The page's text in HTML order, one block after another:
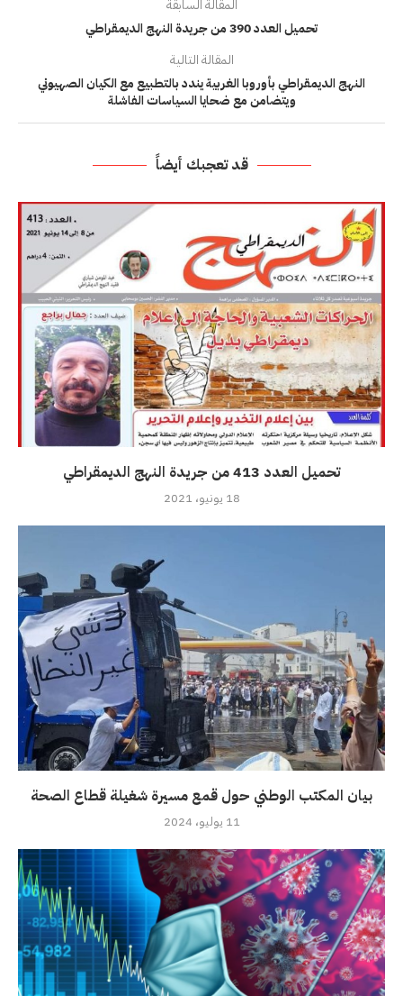
المقالة السابقة
تحميل العدد 390 من جريدة النهج الديمقراطي
المقالة التالية
النهج الديمقراطي بأوروبا الغربية يندد بالتطبيع مع الكيان الصهيوني
ويتضامن مع ضحايا السياسات الفاشلة
قد تعجبك أيضاً
تحميل العدد 413 من جريدة النهج الديمقراطي
18 يونيو، 2021
بيان المكتب الوطني حول قمع مسيرة شغيلة قطاع الصحة
11 يوليو، 2024